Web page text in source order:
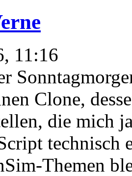
11:16
Clone,
die mich
Themen